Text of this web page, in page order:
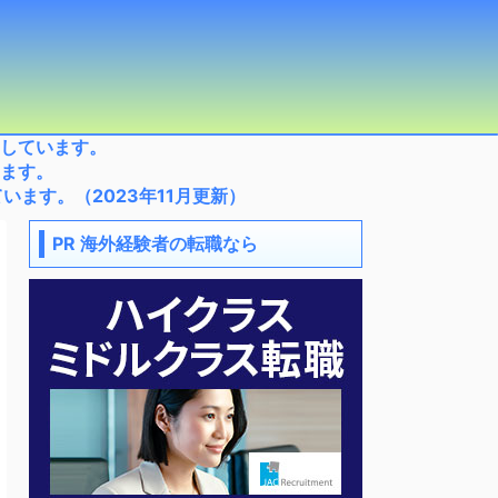
ています。
す。
ます。（2023年11月更新）
PR 海外経験者の転職なら